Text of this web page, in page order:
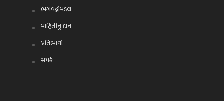
ભગવદ્ગોમંડલ
માહિતીનું દાન
પ્રતિભાવો
સંપર્ક